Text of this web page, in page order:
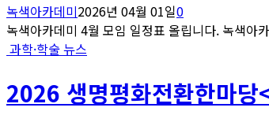
녹색아카데미2026년 04월 01일0
녹색아카데미 4월 모임 일정표 올립니다. 녹색아
과학·학술 뉴스
2026 생명평화전환한마